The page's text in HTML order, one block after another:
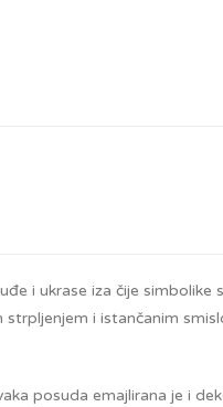
i ukrase iza čije simbolike
i istančanim
posuda emajlirana je i